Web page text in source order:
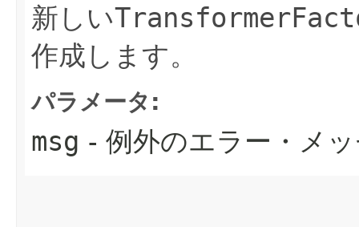
新しい
作成します。
パラメータ:
msg - 例外のエラー・メ